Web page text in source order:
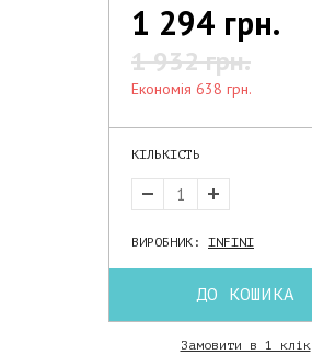
1 294 грн.
1 932 грн.
економія 638 грн.
КІЛЬКІСТЬ
ВИРОБНИК: INFINI
ДО КОШИКА
Замовити в 1 клік